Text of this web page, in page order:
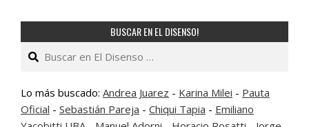
BUSCAR EN EL DISENSO!
Buscar
Lo más buscado: Andrea Juarez - Karina Milei - Pauta
Oficial - Sebastián Pareja - Chiqui Tapia - Emiliano